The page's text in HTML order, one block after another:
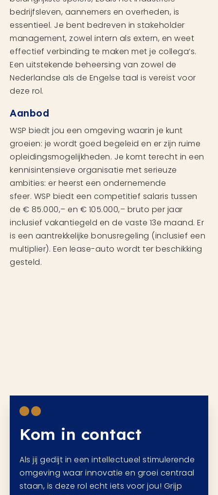
bedrijfsleven, aannemers en overheden, is
essentieel. Je bent bedreven in stakeholder
management, zowel intern als extern, en weet
effectief verbinding te maken met je collega’s.
Een uitstekende beheersing van zowel de
Nederlandse als de Engelse taal is vereist voor
deze rol.
Aanbod
WSP biedt jou een omgeving waarin je kunt
groeien: je wordt goed begeleid en er zijn ruime
opleidingsmogelijkheden. Je komt terecht in een
kennisintensieve organisatie met serieuze
ambities: er heerst een ondernemende
sfeer. WSP biedt een competitief salaris tussen
de € 85.000,– en € 105.000,– bruto per jaar
inclusief vakantiegeld en de vaste 13e maand. Er
is een aantrekkelijke bonusregeling (inclusief een
multiplier). Een lease-auto wordt ter beschikking
gesteld.
Kom in contact
Als jij gedijt in een intellectueel stimulerende
omgeving waar innovatie en groei centraal
staan, is deze rol echt iets voor jou! Grijp